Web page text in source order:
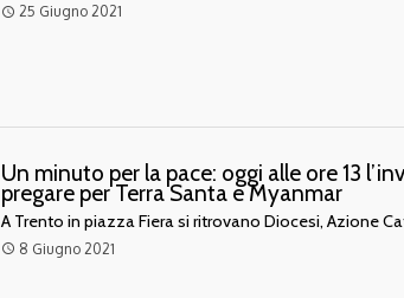
access_time 25 Giugno 2021
Un minuto per la pace: oggi alle ore 13
pregare per Terra Santa e Myanmar
A Trento in piazza Fiera si ritrovano Diocesi, Azione
access_time 8 Giugno 2021